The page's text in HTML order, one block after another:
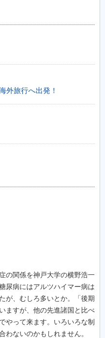
外旅行へ出発！
の関係を神戸大学の横野浩一
尿病にはアルツハイマー病は
が、むしろ多いとか。「後期
ますが、他の先進諸国と比べ
やって来ます。いろいろな制
わないのかもしれません。